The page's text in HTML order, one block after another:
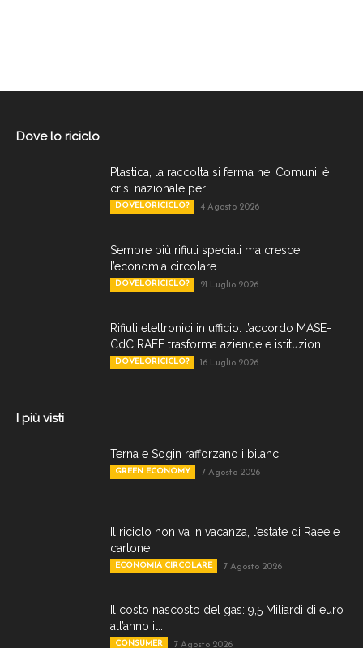
Dove lo riciclo
Plastica, la raccolta si ferma nei Comuni: è
crisi nazionale per...
DOVELORICICLO? 4 Agosto 2026
Sempre più rifiuti speciali ma cresce
l’economia circolare
DOVELORICICLO? 21 Luglio 2026
Rifiuti elettronici in ufficio: l’accordo MASE-
CdC RAEE trasforma aziende e istituzioni...
DOVELORICICLO? 16 Luglio 2026
I più visti
Terna e Sogin rafforzano i bilanci
GREEN ECONOMY 7 Agosto 2026
Il riciclo non va in vacanza, l’estate di Raee e
cartone
ECONOMIA CIRCOLARE 7 Agosto 2026
Il costo nascosto del gas: 9,5 Miliardi di euro
all’anno il...
CONSUMER 7 Agosto 2026